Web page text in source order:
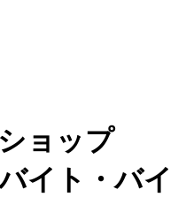
ョップ
イト・バイ